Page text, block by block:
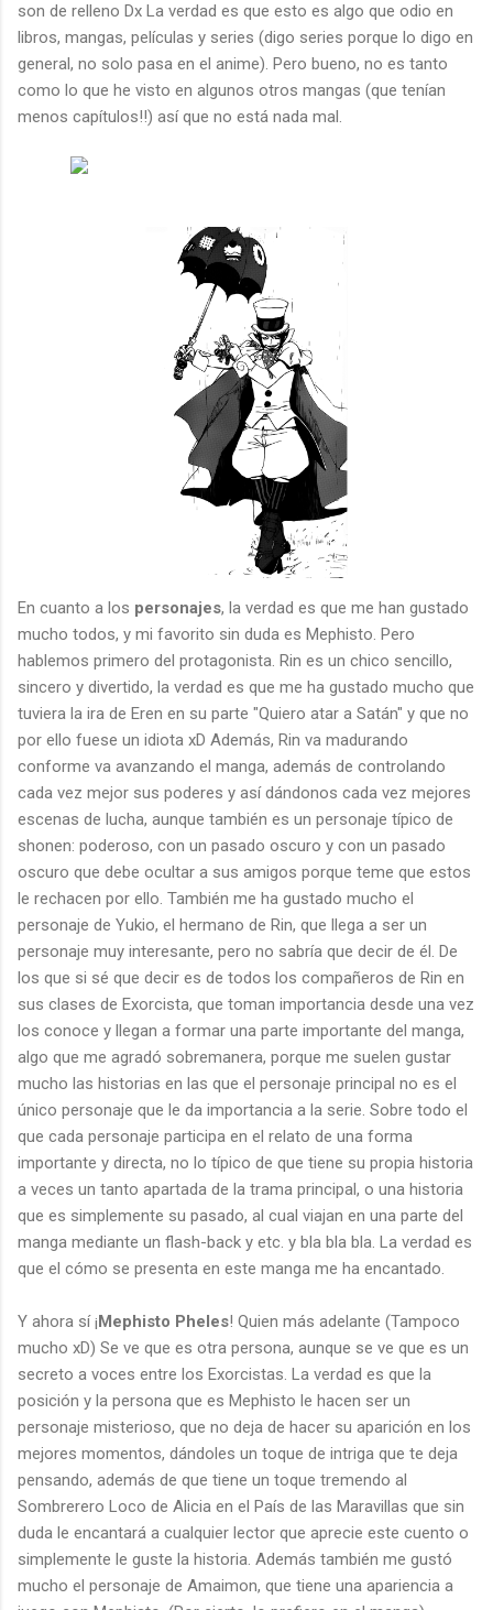
son de relleno Dx La verdad es que esto es algo que odio en
libros, mangas, películas y series (digo series porque lo digo en
general, no solo pasa en el anime). Pero bueno, no es tanto
como lo que he visto en algunos otros mangas (que tenían
menos capítulos!!) así que no está nada mal.
En cuanto a los personajes, la verdad es que me han gustado
mucho todos, y mi favorito sin duda es Mephisto. Pero
hablemos primero del protagonista. Rin es un chico sencillo,
sincero y divertido, la verdad es que me ha gustado mucho que
tuviera la ira de Eren en su parte "Quiero atar a Satán" y que no
por ello fuese un idiota xD Además, Rin va madurando
conforme va avanzando el manga, además de controlando
cada vez mejor sus poderes y así dándonos cada vez mejores
escenas de lucha, aunque también es un personaje típico de
shonen: poderoso, con un pasado oscuro y con un pasado
oscuro que debe ocultar a sus amigos porque teme que estos
le rechacen por ello. También me ha gustado mucho el
personaje de Yukio, el hermano de Rin, que llega a ser un
personaje muy interesante, pero no sabría que decir de él. De
los que si sé que decir es de todos los compañeros de Rin en
sus clases de Exorcista, que toman importancia desde una vez
los conoce y llegan a formar una parte importante del manga,
algo que me agradó sobremanera, porque me suelen gustar
mucho las historias en las que el personaje principal no es el
único personaje que le da importancia a la serie. Sobre todo el
que cada personaje participa en el relato de una forma
importante y directa, no lo típico de que tiene su propia historia
a veces un tanto apartada de la trama principal, o una historia
que es simplemente su pasado, al cual viajan en una parte del
manga mediante un flash-back y etc. y bla bla bla. La verdad es
que el cómo se presenta en este manga me ha encantado.
Y ahora sí ¡Mephisto Pheles! Quien más adelante (Tampoco
mucho xD) Se ve que es otra persona, aunque se ve que es un
secreto a voces entre los Exorcistas. La verdad es que la
posición y la persona que es Mephisto le hacen ser un
personaje misterioso, que no deja de hacer su aparición en los
mejores momentos, dándoles un toque de intriga que te deja
pensando, además de que tiene un toque tremendo al
Sombrerero Loco de Alicia en el País de las Maravillas que sin
duda le encantará a cualquier lector que aprecie este cuento o
simplemente le guste la historia. Además también me gustó
mucho el personaje de Amaimon, que tiene una apariencia a